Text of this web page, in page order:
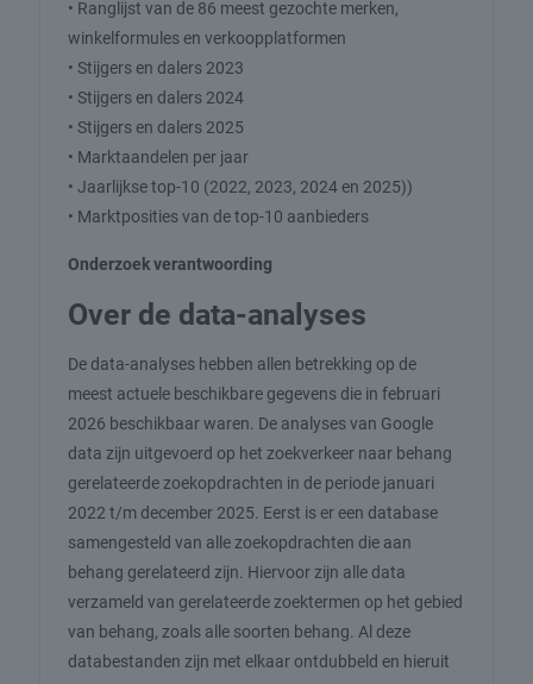
• Ranglijst van de 86 meest gezochte merken,
winkelformules en verkoopplatformen
• Stijgers en dalers 2023
• Stijgers en dalers 2024
• Stijgers en dalers 2025
• Marktaandelen per jaar
• Jaarlijkse top-10 (2022, 2023, 2024 en 2025))
• Marktposities van de top-10 aanbieders
Onderzoek verantwoording
Over de data-analyses
De data-analyses hebben allen betrekking op de
meest actuele beschikbare gegevens die in februari
2026 beschikbaar waren. De analyses van Google
data zijn uitgevoerd op het zoekverkeer naar behang
gerelateerde zoekopdrachten in de periode januari
2022 t/m december 2025. Eerst is er een database
samengesteld van alle zoekopdrachten die aan
behang gerelateerd zijn. Hiervoor zijn alle data
verzameld van gerelateerde zoektermen op het gebied
van behang, zoals alle soorten behang. Al deze
databestanden zijn met elkaar ontdubbeld en hieruit